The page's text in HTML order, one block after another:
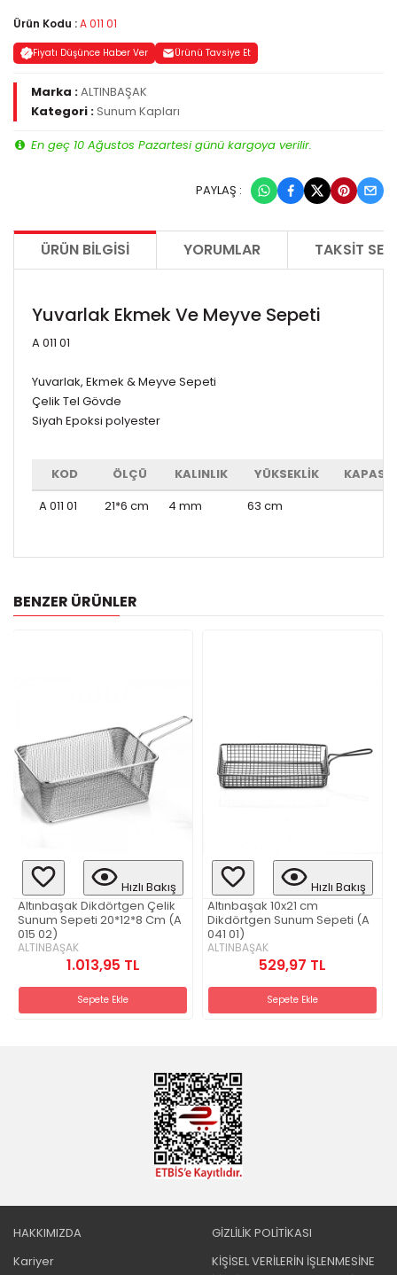
Ürün Kodu :A 011 01
Fiyatı Düşünce Haber Ver Ürünü Tavsiye Et
Marka :ALTINBAŞAK
Kategori :Sunum Kapları
En geç 10 Ağustos Pazartesi günü kargoya verilir.
PAYLAŞ :
ÜRÜN BILGISI YORUMLAR TAKSIT
Yuvarlak Ekmek Ve Meyve Sepeti
A 011 01
Yuvarlak, Ekmek & Meyve Sepeti
Çelik Tel Gövde
Siyah Epoksi polyester
KOD ÖLÇÜ KALINLIK YÜKSEKLİK
A 011 01
21*6 cm 4 mm 63 cm
BENZER ÜRÜNLER
Hızlı Bakış
Altınbaşak Dikdörtgen Çelik
Sunum Sepeti 20*12*8 Cm (A
015 02)
ALTINBAŞAK
1.013,95 TL
Sepete Ekle
Hızlı Bakış
Altınbaşak 10x21 cm
Dikdörtgen Sunum Sepeti (A
041 01)
ALTINBAŞAK
529,97 TL
Sepete Ekle
HAKKIMIZDA
Kariyer
GİZLİLİK POLİTİKASI
KİŞİSEL VERİLERİN İŞLENMESİNE